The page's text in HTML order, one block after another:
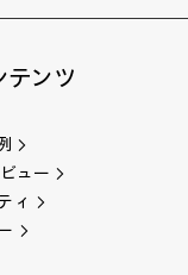
ンツ
ュー
ィ